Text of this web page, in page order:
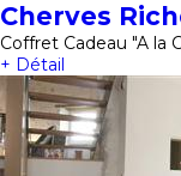
Cherves
Coffret Cadeau "A la
+ Détail